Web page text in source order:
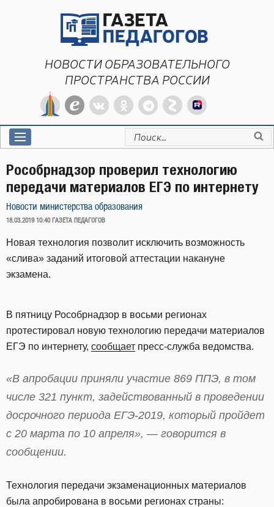
НОВОСТИ ОБРАЗОВАТЕЛЬНОГО
ПРОСТРАНСТВА РОССИИ
Искать:
Рособрнадзор проверил технологию
передачи материалов ЕГЭ по интернету
Новости министерства образования
ОПУБЛИКОВАНО
18.03.2019 10:40 ГАЗЕТА ПЕДАГОГОВ
Новая технология позволит исключить возможность
«слива» заданий итоговой аттестации накануне
экзамена.
В пятницу Рособрнадзор в восьми регионах
протестировал новую технологию передачи материалов
ЕГЭ по интернету, сообщает пресс-служба ведомства.
«В апробации приняли участие 869 ППЭ, в том
числе 321 пункт, задействованный в проведении
досрочного периода ЕГЭ-2019, который пройдет
с 20 марта по 10 апреля», — говорится в
сообщении.
Технология передачи экзаменационных материалов
была апробирована в восьми регионах страны: